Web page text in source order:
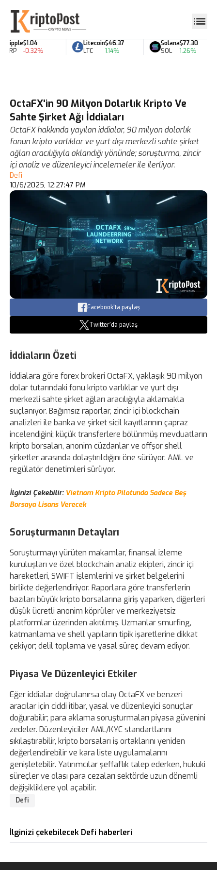
Ripple
XRP
$1.04
-0.32%
Litecoin
LTC
$46.37
1.14%
Solana
SOL
$77.30
1.26%
OctaFX'in 90 Milyon Dolarlık Kripto Ve
Sahte Şirket Ağı İddiaları
OctaFX hakkında yayılan iddialar, 90 milyon dolarlık
fonun kripto varlıklar ve yurt dışı merkezli sahte şirket
ağları aracılığıyla aklandığı yönünde; soruşturma, zincir
içi analiz ve düzenleyici incelemeler ile ilerliyor.
Defi
10/6/2025, 12:27:47 PM
Facebook'ta paylaş
Twitter'da paylaş
İddiaların Özeti
İddialara göre forex brokeri OctaFX, yaklaşık 90 milyon
dolar tutarındaki fonu kripto varlıklar ve yurt dışı
merkezli sahte şirket ağları aracılığıyla aklamakla
suçlanıyor. Bağımsız raporlar, zincir içi blockchain
analizleri ile banka ve şirket sicil kayıtlarının çapraz
incelendiğini; küçük transferlere bölünmüş mevduatların
kripto borsaları, anonim cüzdanlar ve offşor shell
şirketler arasında dolaştırıldığını öne sürüyor. AML ve
regülatör denetimleri sürüyor.
İlginizi Çekebilir: Vietnam Kripto Pilotunda Sadece Beş
Borsaya Lisans Verecek
Soruşturmanın Detayları
Soruşturmayı yürüten makamlar, finansal izleme
kuruluşları ve özel blockchain analiz ekipleri, zincir içi
hareketleri, SWIFT işlemlerini ve şirket belgelerini
birlikte değerlendiriyor. Raporlara göre transferlerin
bazıları büyük kripto borsalarına giriş yaparken, diğerleri
düşük ücretli anonim köprüler ve merkeziyetsiz
platformlar üzerinden akıtılmış. Uzmanlar smurfing,
katmanlama ve shell yapıların tipik işaretlerine dikkat
çekiyor; delil toplama ve yasal süreç devam ediyor.
Piyasa Ve Düzenleyici Etkiler
Eğer iddialar doğrulanırsa olay OctaFX ve benzeri
aracılar için ciddi itibar, yasal ve düzenleyici sonuçlar
doğurabilir; para aklama soruşturmaları piyasa güvenini
zedeler. Düzenleyiciler AML/KYC standartlarını
sıkılaştırabilir, kripto borsaları iş ortaklarını yeniden
değerlendirebilir ve kara liste uygulamalarını
genişletebilir. Yatırımcılar şeffaflık talep ederken, hukuki
süreçler ve olası para cezaları sektörde uzun dönemli
değişikliklere yol açabilir.
Defi
İlginizi çekebilecek Defi haberleri